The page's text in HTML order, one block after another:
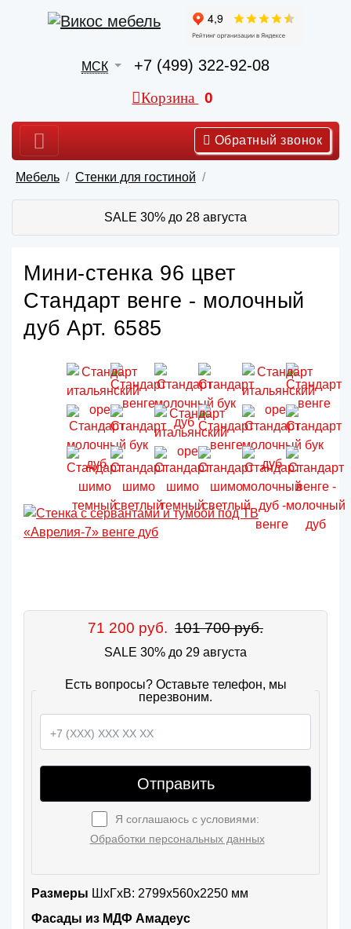
МСК +7 (499) 322-92-08
Корзина 0
Обратный звонок
Мебель Стенки для гостиной
SALE 30% до 28 августа
Мини-стенка 96 цвет
Стандарт венге - молочный
дуб Арт. 6585
71 200 руб. 101 700 руб.
SALE 30% до 29 августа
Есть вопросы? Оставьте телефон, мы
перезвоним.
Отправить
Я соглашаюсь с условиями:
Обработки персональных данных
Размеры ШxГхВ: 2799x560x2250 мм
Фасады из МДФ Амадеус